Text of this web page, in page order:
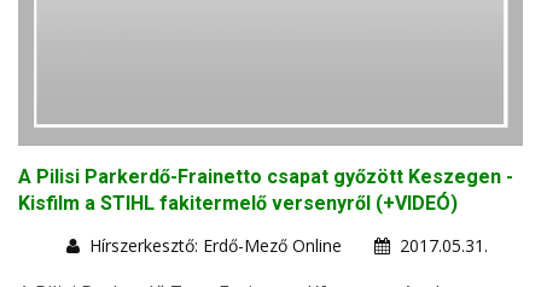
A Pilisi Parkerdő-Frainetto csapat győzött Keszegen -
Kisfilm a STIHL fakitermelő versenyről (+VIDEÓ)
Hírszerkesztő: Erdő-Mező Online
2017.05.31.